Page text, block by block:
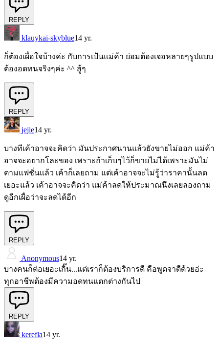
REPLY
klauykai-skyblue14 yr.
ก็ต้องเผื่อใจบ้างค่ะ กับการเป้นแม่ค้า ย่อมต้องเจอหลายๆรูปแบบ
ต้องอดทนจริงๆค่ะ ^^ สู้ๆ
REPLY
jejie14 yr.
บางทีเค้าอาจจะคิดว่า มันประกาศนานแล้วยังขายไม่ออก แม่ค้า
อาจจะอยากโละของ เพราะถ้าเก็บๆไว้ก็ขายไม่ได้เพราะมันไม่
ตามแฟชั่นแล้ว เค้าก็เลยถาม แต่เค้าอาจจะไม่รู้ว่าราคานั้นลด
เยอะแล้ว เค้าอาจจะคิดว่า แม่ค้าลดให้ประมาณนึงเลยลองถาม
ดูอีกเผื่อว่าจะลดได้อีก
REPLY
Anonymous14 yr.
บางคนก็ต่อเยอะเกิ๊น...แต่เราก็ต้องบริการดี คือพูดจาดีด้วยอ่ะ
ทุกอาชีพต้องมีความอดทนแตกต่างกันไป
REPLY
kerefla14 yr.